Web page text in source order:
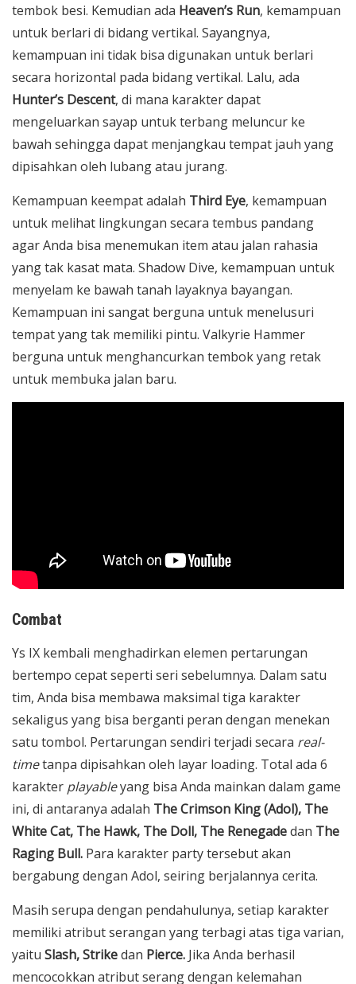
tembok besi. Kemudian ada Heaven’s Run, kemampuan
untuk berlari di bidang vertikal. Sayangnya,
kemampuan ini tidak bisa digunakan untuk berlari
secara horizontal pada bidang vertikal. Lalu, ada
Hunter’s Descent, di mana karakter dapat
mengeluarkan sayap untuk terbang meluncur ke
bawah sehingga dapat menjangkau tempat jauh yang
dipisahkan oleh lubang atau jurang.
Kemampuan keempat adalah Third Eye, kemampuan
untuk melihat lingkungan secara tembus pandang
agar Anda bisa menemukan item atau jalan rahasia
yang tak kasat mata. Shadow Dive, kemampuan untuk
menyelam ke bawah tanah layaknya bayangan.
Kemampuan ini sangat berguna untuk menelusuri
tempat yang tak memiliki pintu. Valkyrie Hammer
berguna untuk menghancurkan tembok yang retak
untuk membuka jalan baru.
Combat
Ys IX kembali menghadirkan elemen pertarungan
bertempo cepat seperti seri sebelumnya. Dalam satu
tim, Anda bisa membawa maksimal tiga karakter
sekaligus yang bisa berganti peran dengan menekan
satu tombol. Pertarungan sendiri terjadi secara real-
timetanpa dipisahkan oleh layar loading. Total ada 6
karakter playableyang bisa Anda mainkan dalam game
ini, di antaranya adalah The Crimson King (Adol), The
White Cat, The Hawk, The Doll, The Renegadedan The
Raging Bull. Para karakter party tersebut akan
bergabung dengan Adol, seiring berjalannya cerita.
Masih serupa dengan pendahulunya, setiap karakter
memiliki atribut serangan yang terbagi atas tiga varian,
yaitu Slash, Strikedan Pierce. Jika Anda berhasil
mencocokkan atribut serang dengan kelemahan